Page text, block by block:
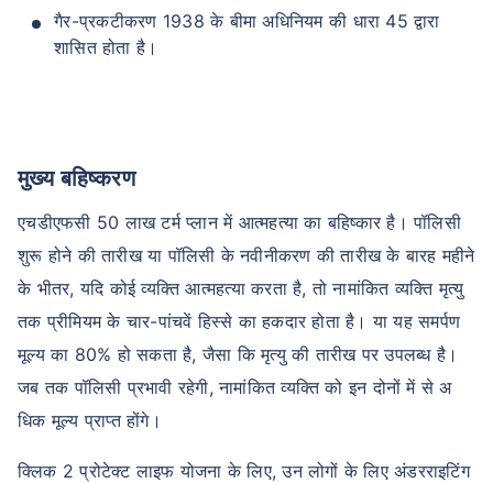
गैर-प्रकटीकरण 1938 के बीमा अधिनियम की धारा 45 द्वारा
शासित होता है।
मुख्य बहिष्करण
एचडीएफसी 50 लाख टर्म प्लान में आत्महत्या का बहिष्कार है। पॉलिसी
शुरू होने की तारीख या पॉलिसी के नवीनीकरण की तारीख के बारह महीने
के भीतर, यदि कोई व्यक्ति आत्महत्या करता है, तो नामांकित व्यक्ति मृत्यु
तक प्रीमियम के चार-पांचवें हिस्से का हकदार होता है। या यह समर्पण
मूल्य का 80% हो सकता है, जैसा कि मृत्यु की तारीख पर उपलब्ध है।
जब तक पॉलिसी प्रभावी रहेगी, नामांकित व्यक्ति को इन दोनों में से अ
धिक मूल्य प्राप्त होंगे।
क्लिक 2 प्रोटेक्ट लाइफ योजना के लिए, उन लोगों के लिए अंडरराइटिंग